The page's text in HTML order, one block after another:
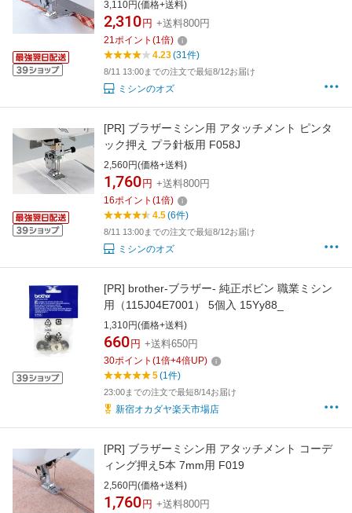
3,110円(価格+送料)
2,310 円 +送料800円
21ポイント (1倍)
4.23(31件)
8/11 13:00までの注文で最短8/12お届け
ミシンのオズ
[PR] ブラザーミシン用 アタッチメント ピンタ
ック押え プラ針板用 F058J
2,560円(価格+送料)
1,760 円 +送料800円
16ポイント (1倍)
4.5(6件)
8/11 13:00までの注文で最短8/12お届け
ミシンのオズ
[PR] brother-ブラザー- 純正ボビン 職業ミシン
用（115J04E7001） 5個入 15Yy88_
1,310円(価格+送料)
660 円 +送料650円
30ポイント (1倍+4倍UP)
5(1件)
23:00までの注文で最短8/14お届け
新宿オカダヤ楽天市場店
[PR] ブラザーミシン用 アタッチメント コーデ
ィング押え5本 7mm用 F019
2,560円(価格+送料)
1,760 円 +送料800円